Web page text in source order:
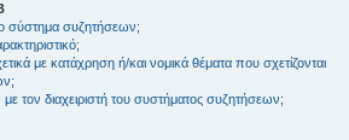
σύστημα συζητήσεων;
με κατάχρηση ή/και νομικά θέματα που σχετίζονται
τον διαχειριστή του συστήματος συζητήσεων;